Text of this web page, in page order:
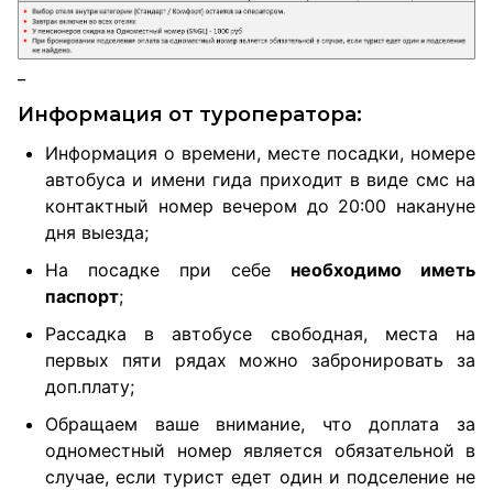
Информация от туроператора:
Информация о времени, месте посадки, номере
автобуса и имени гида приходит в виде смс на
контактный номер вечером до 20:00 накануне
дня выезда;
На посадке при себе необходимо иметь
паспорт;
Рассадка в автобусе свободная, места на
первых пяти рядах можно забронировать за
доп.плату;
Обращаем ваше внимание, что доплата за
одноместный номер является обязательной в
случае, если турист едет один и подселение не